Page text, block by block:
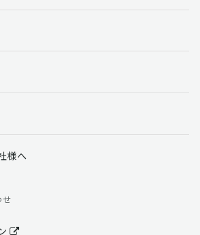
さい。
請求について
いについて」
個人情報問合せ窓口
（平日9:00 ～ 18:00）
様へ
せ